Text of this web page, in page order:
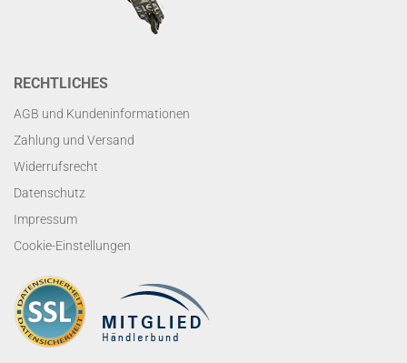
RECHTLICHES
AGB und Kundeninformationen
Zahlung und Versand
Widerrufsrecht
Datenschutz
Impressum
Cookie-Einstellungen